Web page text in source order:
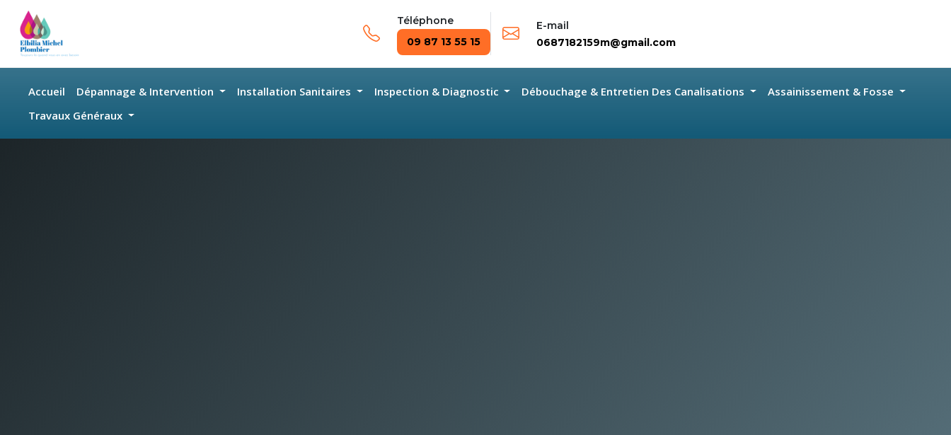
Skip to main content
Téléphone
09 87 13 55 15
E-mail
0687182159m@gmail.com
Accueil Dépannage & Intervention Installation Sanitaires Inspection & Diagnostic Débouchage & Entretien Des Canalisations
Assainissement & Fosse
Travaux Généraux